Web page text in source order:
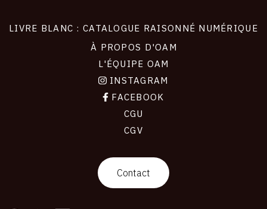
LIVRE BLANC : CATALOGUE RAISONNÉ NUMÉRIQUE
À PROPOS D'OAM
L'ÉQUIPE OAM
INSTAGRAM
FACEBOOK
CGU
CGV
Contact